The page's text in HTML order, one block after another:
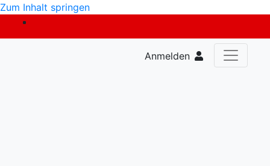
Zum Inhalt springen
Anmelden